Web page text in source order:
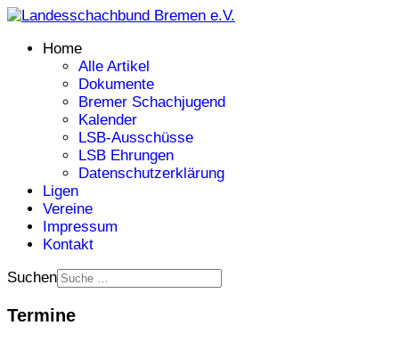
Home
Alle Artikel
Dokumente
Bremer Schachjugend
Kalender
LSB-Ausschüsse
LSB Ehrungen
Datenschutzerklärung
Ligen
Vereine
Impressum
Kontakt
Suchen
Termine